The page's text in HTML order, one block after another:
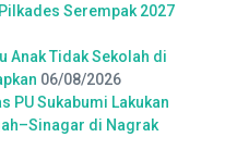
Serempak 2027
Anak Tidak Sekolah di
06/08/2026
PU Sukabumi Lakukan
di Nagrak